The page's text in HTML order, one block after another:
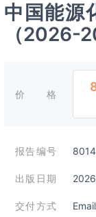
中国能源
（2026-
价格
报告编号
出版日期
交付方式